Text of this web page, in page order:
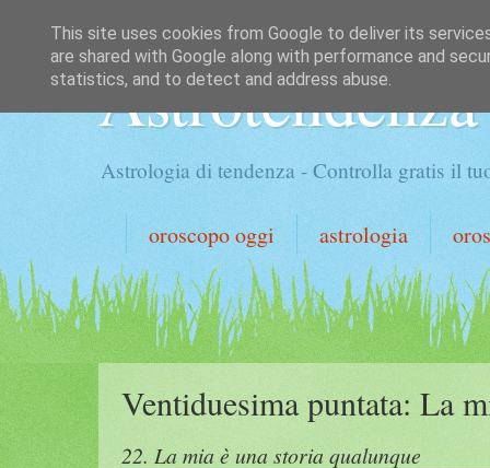
Astrotendenza
Astrologia di tendenza - Controlla gratis il
oroscopo oggi astrologia
Ventiduesima puntata: La
22. La mia è una storia qualunque
This site uses cookies from Google to deliver its
are shared with Google along with performance and
statistics, and to detect and address abuse.